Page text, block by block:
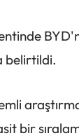
belirtildi.
bir